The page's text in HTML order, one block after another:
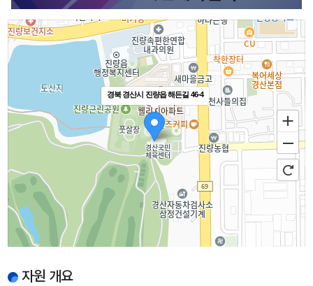
경북 경산시 진량읍 해든길 46-4
자원 개요